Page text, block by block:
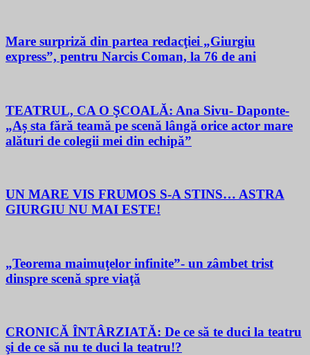
Mare surpriză din partea redacţiei „Giurgiu
express”, pentru Narcis Coman, la 76 de ani
TEATRUL, CA O ŞCOALĂ: Ana Sivu- Daponte-
„Aș sta fără teamă pe scenă lângă orice actor mare
alături de colegii mei din echipă”
UN MARE VIS FRUMOS S-A STINS… ASTRA
GIURGIU NU MAI ESTE!
„Teorema maimuţelor infinite”- un zâmbet trist
dinspre scenă spre viaţă
CRONICĂ ÎNTÂRZIATĂ: De ce să te duci la teatru
şi de ce să nu te duci la teatru!?